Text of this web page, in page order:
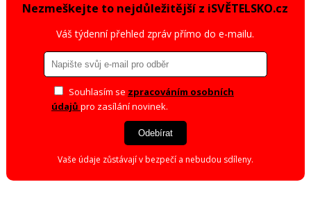
Nezmeškejte to nejdůležitější z iSVĚTELSKO.cz
Váš týdenní přehled zpráv přímo do e-mailu.
Souhlasím se zpracováním osobních
údajů pro zasílání novinek.
Odebírat
Vaše údaje zůstávají v bezpečí a nebudou sdíleny.